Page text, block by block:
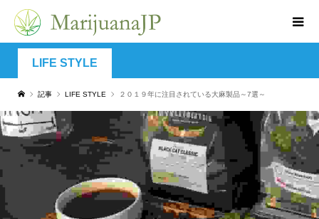
LIFE STYLE
記事 LIFE STYLE ２０１９年に注目されている大麻製品～7選～